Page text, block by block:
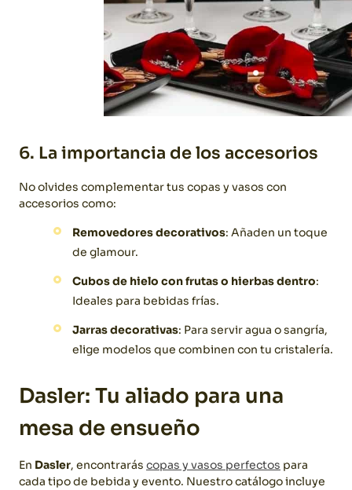
6. La importancia de los accesorios
No olvides complementar tus copas y vasos con
accesorios como:
Removedores decorativos: Añaden un toque
de glamour.
Cubos de hielo con frutas o hierbas dentro:
Ideales para bebidas frías.
Jarras decorativas: Para servir agua o sangría,
elige modelos que combinen con tu cristalería.
Dasler: Tu aliado para una
mesa de ensueño
En Dasler, encontrarás copas y vasos perfectos para
cada tipo de bebida y evento. Nuestro catálogo incluye